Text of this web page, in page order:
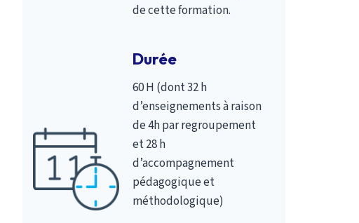
de cette formation.
Durée
60 H (dont 32 h
d’enseignements à raison
de 4h par regroupement
et 28 h
d’accompagnement
pédagogique et
méthodologique)